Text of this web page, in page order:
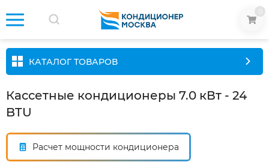
КАТАЛОГ ТОВАРОВ
Кассетные кондиционеры 7.0 кВт - 24
BTU
Расчет мощности кондиционера